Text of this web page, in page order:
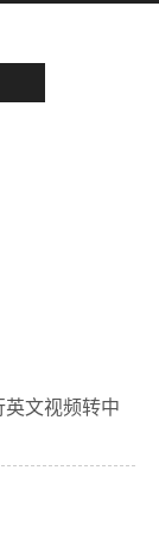
文视频转中